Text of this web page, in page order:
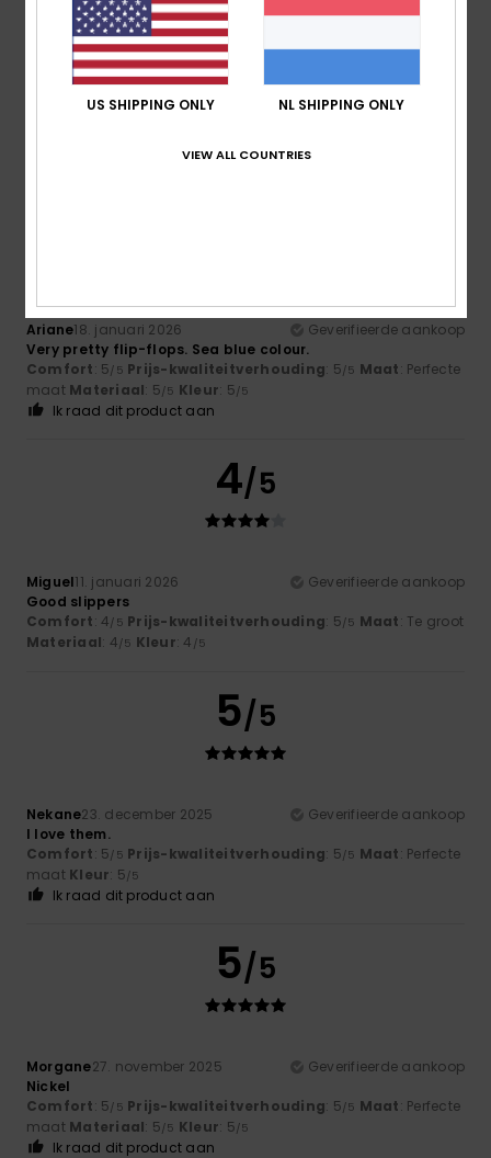
Client anonyme
28. januari
2026
Their red colour makes them very trendy, and they are also
very comfortable and lightweight.
Ik raad dit product aan
Ariane18. januari 2026
Geverifieerde aankoop
Very pretty flip-flops. Sea blue colour.
Comfort: 5/5 Prijs-kwaliteitverhouding: 5/5 Maat: Perfecte
maat Materiaal: 5/5 Kleur: 5/5
Ik raad dit product aan
4/5
Miguel11. januari 2026
Geverifieerde aankoop
Good slippers
Comfort: 4/5 Prijs-kwaliteitverhouding: 5/5 Maat: Te groot
Materiaal: 4/5 Kleur: 4 /5
5/5
Nekane23. december 2025
Geverifieerde aankoop
I love them.
Comfort: 5/5 Prijs-kwaliteitverhouding: 5/5 Maat: Perfecte
maat Kleur: 5/5
Ik raad dit product aan
5/5
Morgane27. november 2025
Geverifieerde aankoop
Nickel
Comfort: 5/5 Prijs-kwaliteitverhouding: 5/5 Maat: Perfecte
maat Materiaal: 5/5 Kleur: 5/5
Ik raad dit product aan
US SHIPPING ONLY NL SHIPPING ONLY
VIEW ALL COUNTRIES